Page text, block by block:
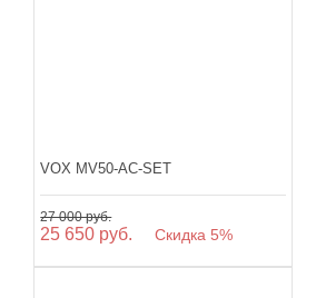
VOX MV50-AC-SET
27 000 руб.
25 650 руб. Скидка 5%